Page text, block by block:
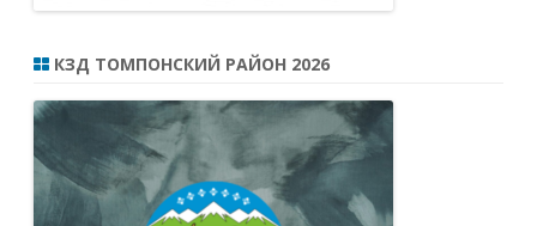
КЗД ТОМПОНСКИЙ РАЙОН 2026